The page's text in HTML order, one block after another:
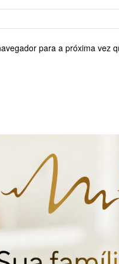
para a próxima vez